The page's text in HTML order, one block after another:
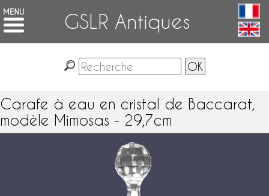
GSLR Antiques
Carafe à eau en cristal de Baccarat,
modèle Mimosas - 29,7cm